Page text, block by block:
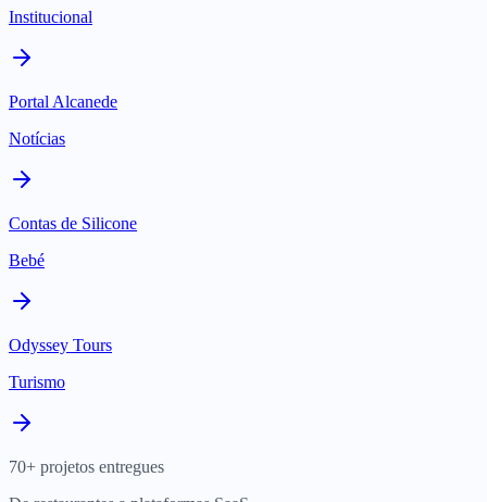
Institucional
Portal Alcanede
Notícias
Contas de Silicone
Bebé
Odyssey Tours
Turismo
70+ projetos entregues